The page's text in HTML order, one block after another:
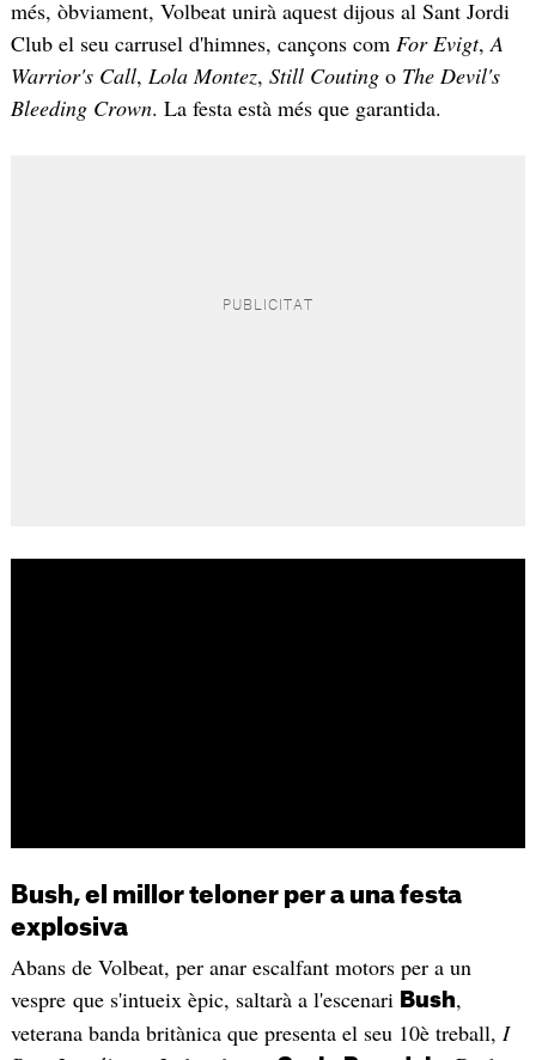
més, òbviament, Volbeat unirà aquest dijous al Sant Jordi
Club el seu carrusel d'himnes, cançons com For Evigt, A
Warrior's Call, Lola Montez, Still Coutingo The Devil's
Bleeding Crown. La festa està més que garantida.
Bush, el millor teloner per a una festa
explosiva
Abans de Volbeat, per anar escalfant motors per a un
vespre que s'intueix èpic, saltarà a l'escenari Bush,
veterana banda britànica que presenta el seu 10è treball, I